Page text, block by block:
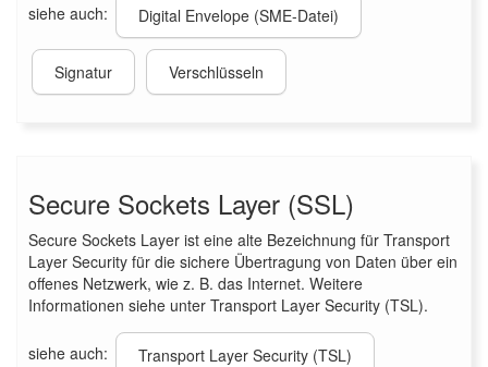
siehe auch: Digital Envelope (SME-Datei)
Signatur Verschlüsseln
Secure Sockets Layer (SSL)
Secure Sockets Layer ist eine alte Bezeichnung für Transport
Layer Security für die sichere Übertragung von Daten über ein
offenes Netzwerk, wie z. B. das Internet. Weitere
Informationen siehe unter Transport Layer Security (TSL).
siehe auch: Transport Layer Security (TSL)